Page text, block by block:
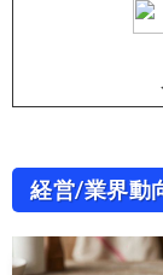
経営/業界動